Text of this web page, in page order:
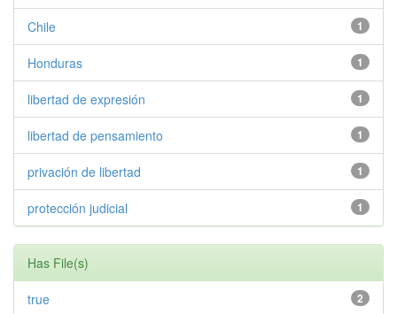
1
Chile
1
Honduras
1
libertad de expresión
1
libertad de pensamiento
1
privación de libertad
1
protección judicial
Has File(s)
2
true